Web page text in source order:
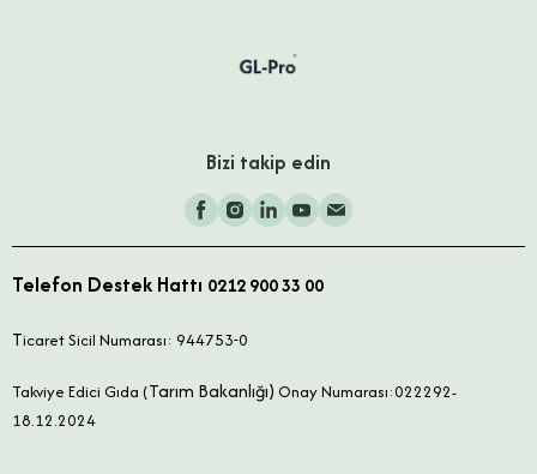
Bizi takip edin
Telefon Destek Hattı 0212 900 33 00
Ticaret Sicil Numarası: 944753-0
Takviye Edici Gıda (Tarım Bakanlığı) Onay Numarası:022292-
18.12.2024